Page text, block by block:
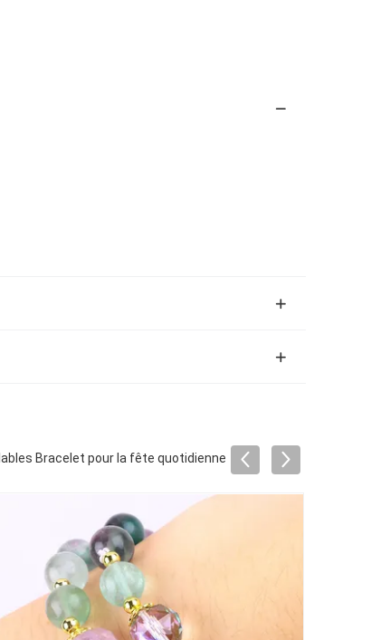
Bracelet pour la fête quotidienne